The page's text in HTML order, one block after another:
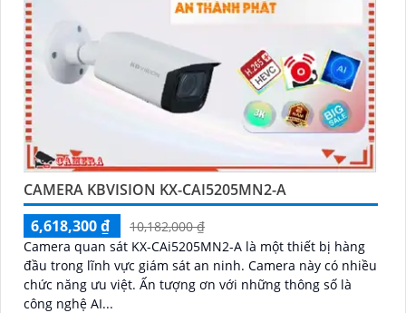
CAMERA KBVISION KX-CAI5205MN2-A
6,618,300 ₫
10,182,000 ₫
Camera quan sát KX-CAi5205MN2-A là một thiết bị hàng
đầu trong lĩnh vực giám sát an ninh. Camera này có nhiều
chức năng ưu việt. Ấn tượng ơn với những thông số là
công nghệ AI...